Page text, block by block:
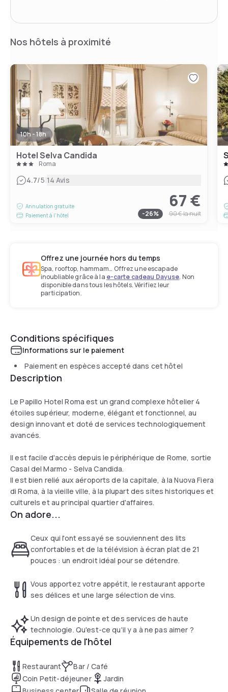
Nos hôtels à proximité
10h - 18h
Hotel Selva Candida
Roma
4.7/5|14 Avis
Annulation gratuite
Paiement à l'hôtel
67 €
-26% 90 €la nuit
Offrez une journée hors du temps
Spa, rooftop, hammam… Offrez une escapade
inoubliable grâce à la e-carte cadeau Dayuse. Non
disponible dans tous les hôtels. Vérifiez leur
participation.
Conditions spécifiques
Informations sur le paiement
Paiement en espèces accepté dans cet hôtel
Description
Le Papillo Hotel Roma est un grand complexe hôtelier 4
étoiles supérieur, moderne, élégant et fonctionnel, au
design innovant et doté de services technologiquement
avancés.
Il est facile d'accès depuis le périphérique de Rome, sortie
Casal del Marmo - Selva Candida.
Il est bien relié aux aéroports de la capitale, à la Nuova Fiera
di Roma, à la vieille ville, à la plupart des sites historiques et
culturels et au principal quartier d'affaires.
On adore...
Ceux qui l'ont essayé se souviennent des lits
confortables et de la télévision à écran plat de 21
pouces : un endroit idéal pour se détendre.
Vous apportez votre appétit, le restaurant apporte
ses délices et une large sélection de vins.
Un design de pointe et des services de haute
technologie. Qu'est-ce qu'il y a à ne pas aimer ?
Équipements de l'hôtel
Restaurant
Bar / Café
Coin Petit-déjeuner
Jardin